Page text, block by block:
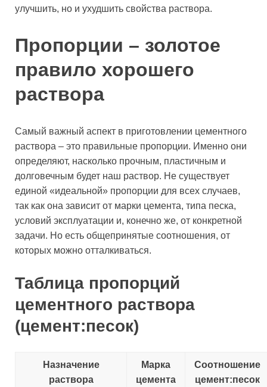
улучшить, но и ухудшить свойства раствора.
Пропорции – золотое
правило хорошего
раствора
Самый важный аспект в приготовлении цементного
раствора – это правильные пропорции. Именно они
определяют, насколько прочным, пластичным и
долговечным будет наш раствор. Не существует
единой «идеальной» пропорции для всех случаев,
так как она зависит от марки цемента, типа песка,
условий эксплуатации и, конечно же, от конкретной
задачи. Но есть общепринятые соотношения, от
которых можно отталкиваться.
Таблица пропорций
цементного раствора
(цемент:песок)
Назначение
раствора
Марка
цемента
Соотношение
цемент:песок